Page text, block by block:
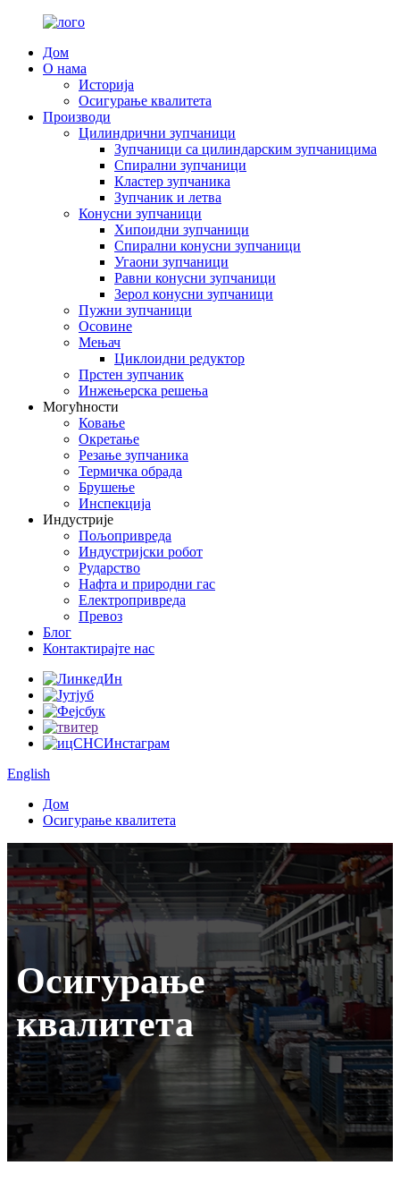
Дом
О нама
Историја
Осигурање квалитета
Производи
Цилиндрични зупчаници
Зупчаници са цилиндарским зупчаницима
Спирални зупчаници
Кластер зупчаника
Зупчаник и летва
Конусни зупчаници
Хипоидни зупчаници
Спирални конусни зупчаници
Угаони зупчаници
Равни конусни зупчаници
Зерол конусни зупчаници
Пужни зупчаници
Осовине
Мењач
Циклоидни редуктор
Прстен зупчаник
Инжењерска решења
Могућности
Ковање
Окретање
Резање зупчаника
Термичка обрада
Брушење
Инспекција
Индустрије
Пољопривреда
Индустријски робот
Рударство
Нафта и природни гас
Електропривреда
Превоз
Блог
Контактирајте нас
English
Дом
Осигурање квалитета
Осигурање
квалитета